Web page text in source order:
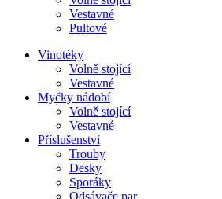
Vestavné
Pultové
Vinotéky
Volně stojící
Vestavné
Myčky nádobí
Volně stojící
Vestavné
Příslušenství
Trouby
Desky
Sporáky
Odsávače par